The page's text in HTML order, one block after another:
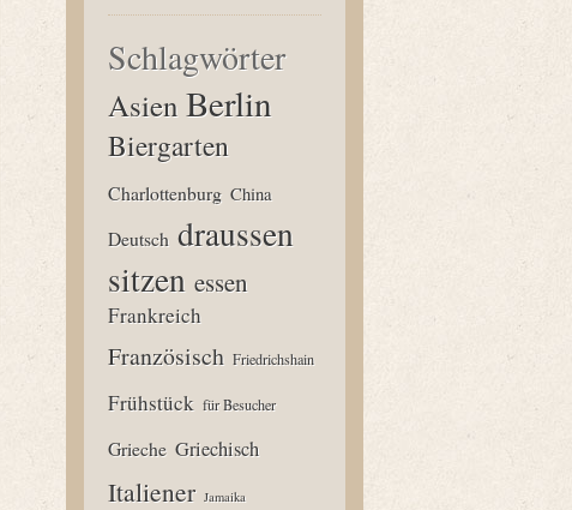
Schlagwörter
Asien Berlin
Biergarten
Charlottenburg China
Deutsch draussen
sitzen essen
Frankreich
Französisch Friedrichshain
Frühstück für Besucher
Grieche Griechisch
Italiener Jamaika